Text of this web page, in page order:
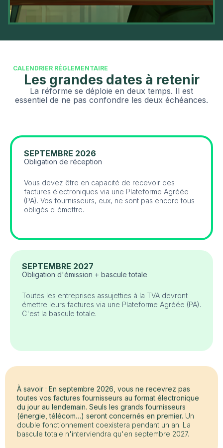
CALENDRIER RÉGLEMENTAIRE
Les grandes dates à retenir
La réforme se déploie en deux temps. Il est
SEPTEMBRE 2026
Vous devez être en capacité de recevoir des
factures électroniques via une Plateforme Agréée
(PA). Vos fournisseurs, eux, ne sont pas encore tous
SEPTEMBRE 2027
Toutes les entreprises assujetties à la TVA devront
émettre leurs factures via une Plateforme Agréée (PA).
À savoir : En septembre 2026, vous ne recevrez pas
toutes vos factures fournisseurs au format électronique
du jour au lendemain. Seuls les grands fournisseurs
(énergie, télécom…) seront concernés en premier.Un
double fonctionnement coexistera pendant un an. La